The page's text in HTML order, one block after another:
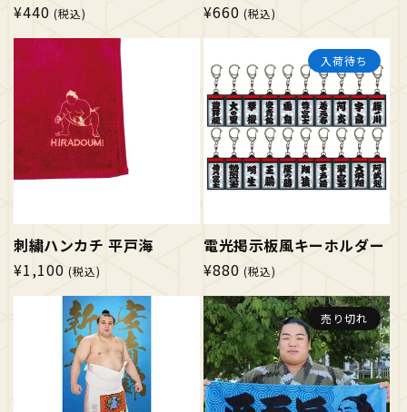
通
常
価
格
¥440 (税込)
通
常
格
¥660 (税込)
刺繍ハンカチ 平戸海
通
常
¥1,100 (税込)
入荷待ち
電光掲示板風キーホルダー
通
常
価
格
¥880 (税込)
売り切れ